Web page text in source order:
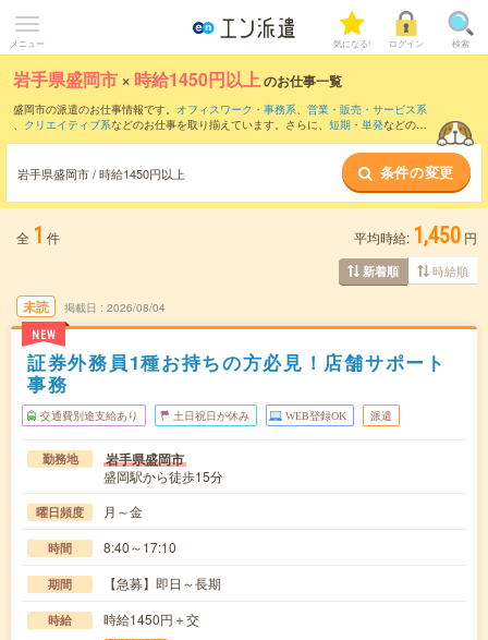
メニュー 気になる! ログイン 検索
岩手県盛岡市 × 時給1450円以上のお仕事一覧
盛岡市の派遣のお仕事情報です。 オフィスワーク・事務系、 営業・販売・サービス系
、 クリエイティブ系などのお仕事を取り揃えています。さらに、 短期 ・ 単発などの期
岩手県盛岡市 / 時給1450円以上 条件の変更
全 1 件 平均時給: 1,450 円
新着順 時給順
未読
NEW
掲載日 2026/08/04
証券外務員1種お持ちの方必見！店舗サポート
事務
交通費別途支給あり 土日祝日が休み WEB登録OK 派遣
勤務地 岩手県盛岡市
盛岡駅から徒歩15分
曜日頻度 月～金
時間 8:40～17:10
期間 【急募】即日～長期
時給 時給1450円＋交